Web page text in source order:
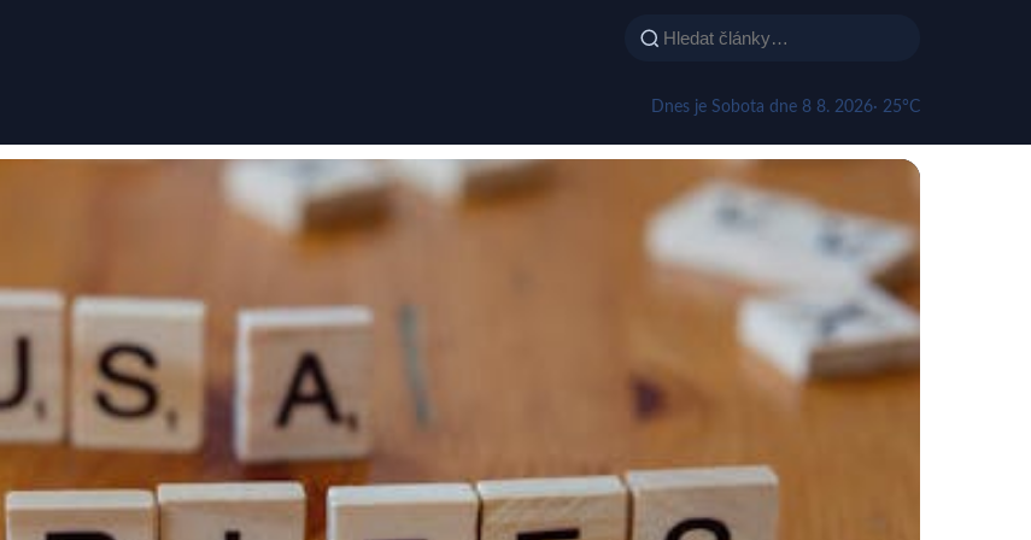
Dnes je Sobota dne 8 8. 2026· 25°C